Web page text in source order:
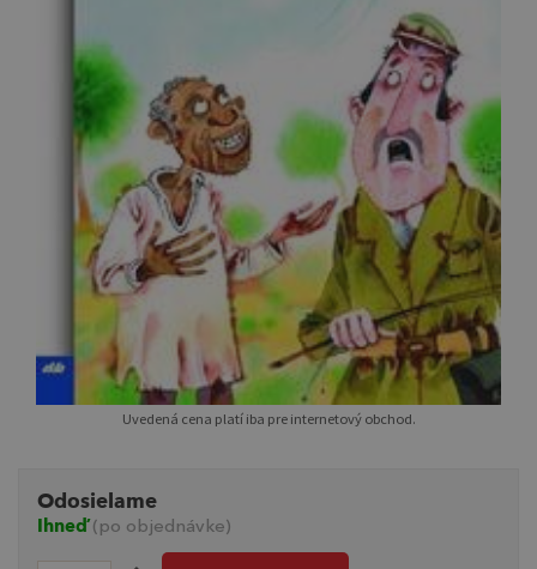
Uvedená cena platí iba pre internetový obchod.
Odosielame
Ihneď(po objednávke)